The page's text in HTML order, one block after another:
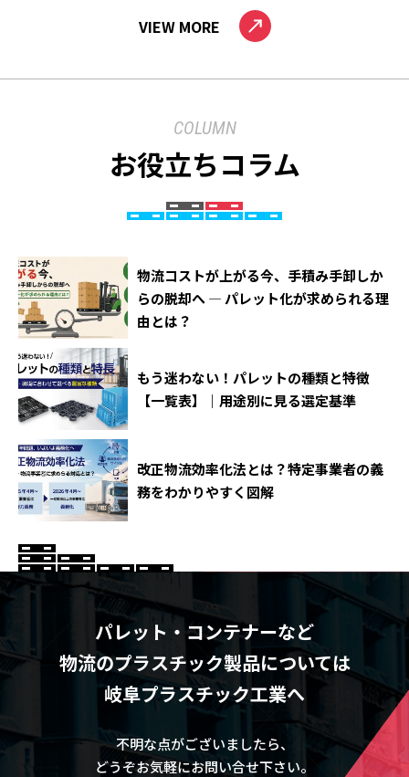
VIEW MORE
COLUMN
お役立ちコラム
物流コストが上がる今、手積み手卸しか
らの脱却へ ― パレット化が求められる理
由とは？
もう迷わない！パレットの種類と特徴
【一覧表】｜用途別に見る選定基準
改正物流効率化法とは？特定事業者の義
務をわかりやすく図解
パレット・コンテナーなど
物流のプラスチック製品については
岐阜プラスチック工業へ
不明な点がございましたら、
どうぞお気軽にお問い合せ下さい。